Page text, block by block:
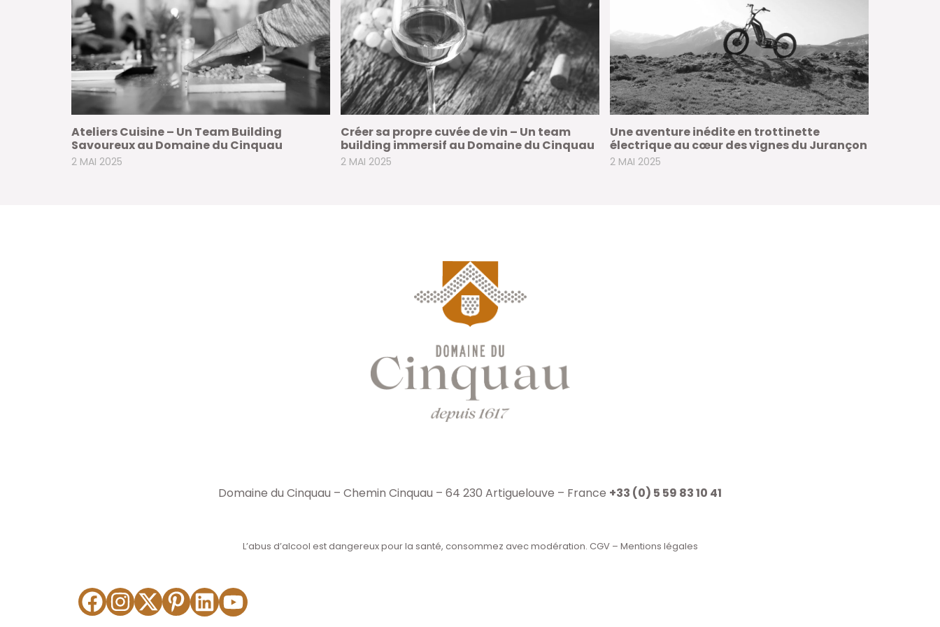
Ateliers Cuisine – Un Team Building
Savoureux au Domaine du Cinquau
2 MAI 2025
Créer sa propre cuvée de vin – Un team
building immersif au Domaine du Cinquau
2 MAI 2025
Une aventure inédite en trottinette
électrique au cœur des vignes du Jurançon
2 MAI 2025
Domaine du Cinquau – Chemin Cinquau – 64 230 Artiguelouve – France +33 (0) 5 59 83 10 41
L’abus d’alcool est dangereux pour la santé, consommez avec modération. CGV– Mentions légales